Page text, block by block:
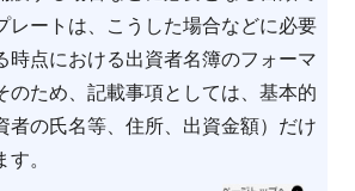
レートは、こうした場合などに必要
時点における出資者名簿のフォーマ
のため、記載事項としては、基本的
者の氏名等、住所、出資金額）だけ
。